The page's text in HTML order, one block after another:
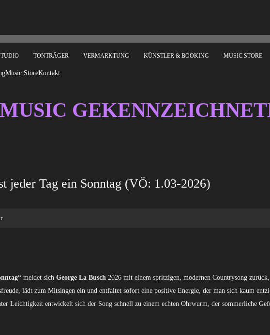
TONTRÄGER VERMARKTUNG KÜNSTLER & BOOKING MUSIC STORE
Music StoreKontakt
jeder Tag ein Sonntag (VÖ: 1.03-2026)
meldet sich George La Busch 2026 mit einem spritzigen, modernen Countrysong
lädt zum Mitsingen ein und entfaltet sofort eine positive Energie, der man sich kaum
Leichtigkeit entwickelt sich der Song schnell zu einem echten Ohrwurm, der sommerliche